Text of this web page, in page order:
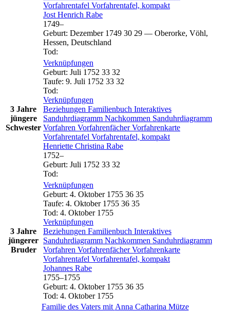
Vorfahrentafel Vorfahrentafel, kompakt
Jost Henrich Rabe
1749–
Geburt: Dezember 1749 30 29 — Oberorke, Vöhl,
Hessen, Deutschland
Tod:
3 Jahre
jüngere
Schwester
Verknüpfungen
Geburt: Juli 1752 33 32
Taufe: 9. Juli 1752 33 32
Tod:
Verknüpfungen
Beziehungen Familienbuch Interaktives
Sanduhrdiagramm Nachkommen Sanduhrdiagramm
Vorfahren VorfahrenfächerVorfahrenkarte
Vorfahrentafel Vorfahrentafel, kompakt
Henriette Christina Rabe
1752–
Geburt: Juli 1752 33 32
Tod:
3 Jahre
jüngerer
Bruder
Verknüpfungen
Geburt: 4. Oktober 1755 36 35
Taufe: 4. Oktober 1755 36 35
Tod: 4. Oktober 1755
Verknüpfungen
Beziehungen Familienbuch Interaktives
Sanduhrdiagramm Nachkommen Sanduhrdiagramm
Vorfahren VorfahrenfächerVorfahrenkarte
Vorfahrentafel Vorfahrentafel, kompakt
Johannes Rabe
1755–1755
Geburt: 4. Oktober 1755 36 35
Tod: 4. Oktober 1755
Familie des Vaters mit Anna Catharina Mütze